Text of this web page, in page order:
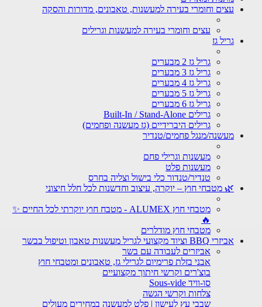
עצים וחומרי בעירה למעשנות, טאבונים, מדורות והסקה
עצים וחומרי בעירה למעשנות וגרילים
גריל גז
גריל גז 2 מבערים
גריל גז 3 מבערים
גריל גז 4 מבערים
גריל גז 5 מבערים
גריל גז 6 מבערים
גרילים Built-In / Stand-Alone
גרילים היברידיים (גז מעשנה ופחמים)
מעשנה/מנגל פחמים/טנדיר
מעשנות וגרילי פחם
מעשנות פלט
טנדיר/טנדור כלי בישול וצליה בחרס
🌿 מטבחי חוץ – יוקרה, עיצוב וחדשנות לכל חלל חיצוני
מטבחי חוץ ALUMEX - מטבח חוץ יוקרתי לכל החיים ✨
מטבחי חוץ מודלרים
אביזרי BBQ וציוד מקצועי לגריל מעשנות טאבון וטיפול בבשר
אביזרים לעבודה עם בשר
אבני בזלת פרימיום לגרילי גז, טאבונים ומטבחי חוץ
בוצ'רים וקרשי חיתוך מקצועיים
סו-וויד Sous-vide
צלחות וקרשי הגשה
שבבי עץ לעישון | פלט למעשנה במחירים מעולים